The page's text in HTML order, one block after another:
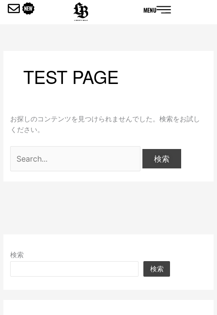
MENU
TEST PAGE
お探しのコンテンツを見つけられませんでした。検索をお試し
ください。
検
索
検索
検索